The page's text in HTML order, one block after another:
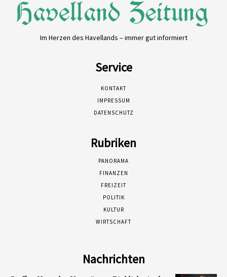
Im Herzen des Havellands – immer gut informiert
Service
KONTAKT
IMPRESSUM
DATENSCHUTZ
Rubriken
PANORAMA
FINANZEN
FREIZEIT
POLITIK
KULTUR
WIRTSCHAFT
Nachrichten